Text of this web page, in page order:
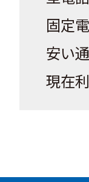
固定
安い
現在